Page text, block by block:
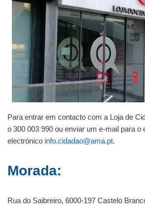
Para entrar em contacto com a Loja de
o 300 003 990 ou enviar um e-mail para o
electrónico info.cidadao@ama.pt.
Morada:
Rua do Saibreiro, 6000-197 Castelo